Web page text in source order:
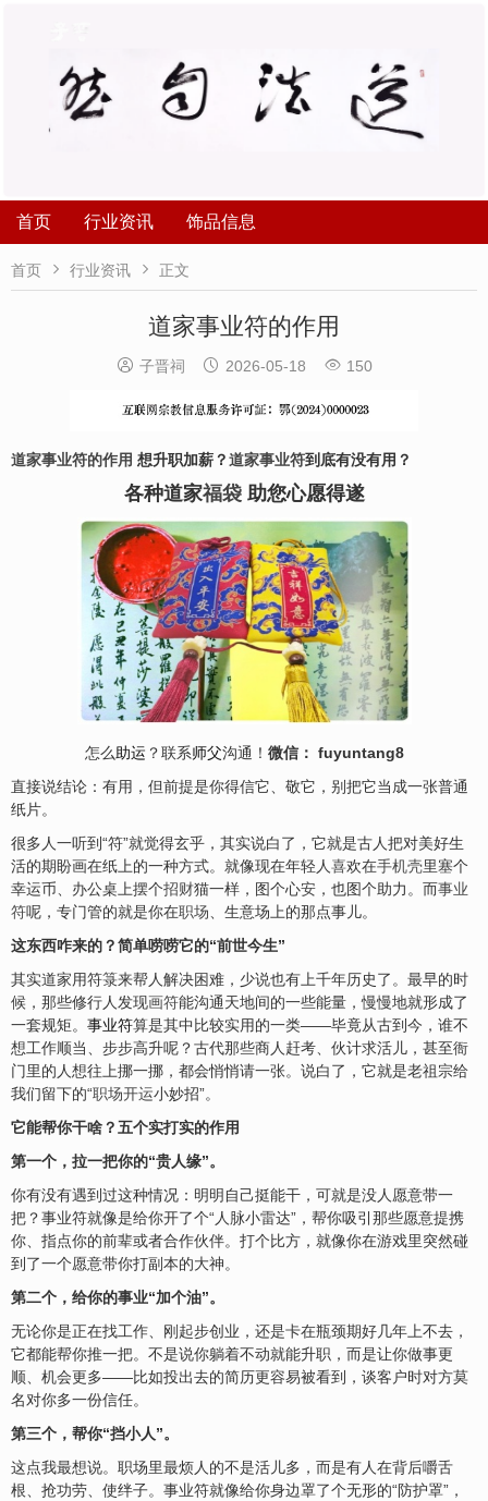
首页 行业资讯 饰品信息
首页  行业资讯  正文
道家事业符的作用
 子晋祠  2026-05-18  150
道家事业符的作用 想升职加薪？道家事业符到底有没有用？
各种道家福袋助您心愿得遂
怎么助运 ？联系师父沟通！ 微信： fuyuntang8
直接说结论：有用，但前提是你得信它、敬它，别把它当成一张普通
纸片。
很多人一听到“符”就觉得玄乎，其实说白了，它就是古人把对美好生
活的期盼画在纸上的一种方式。就像现在年轻人喜欢在手机壳里塞个
幸运币、办公桌上摆个招财猫一样，图个心安 ，也图个助力。而事业
符呢，专门管的就是你在职场、生意场上的那点事儿。
这东西咋来的？简单唠唠它的“前世今生”
其实道家用符箓来帮人解决困难，少说也有上千年历史了。最早的时
候，那些修行人发现画符能沟通天地间的一些能量，慢慢地就形成了
一套规矩。 事业符算是其中比较实用的一类——毕竟从古到今，谁不
想工作顺当、步步高升呢？古代那些商人赶考、伙计求活儿，甚至衙
门里的人想往上挪一挪，都会悄悄请一张。说白了，它就是老祖宗给
我们留下的“职场开运小妙招”。
它能帮你干啥？五个实打实的作用
第一个，拉一把你的“贵人缘”。
你有没有遇到过这种情况：明明自己挺能干，可就是没人愿意带一
把？事业符就像是给你开了个“人脉小雷达”，帮你吸引那些愿意提携
你、指点你的前辈或者合作伙伴。打个比方，就像你在游戏里突然碰
到了一个愿意带你打副本的大神。
第二个，给你的事业“加个油”。
无论你是正在找工作、刚起步创业，还是卡在瓶颈期好几年上不去，
它都能帮你推一把。不是说你躺着不动就能升职，而是让你做事更
顺、机会更多——比如投出去的简历更容易被看到，谈客户时对方莫
名对你多一份信任。
第三个，帮你“挡小人”。
这点我最想说。职场里最烦人的不是活儿多，而是有人在背后嚼舌
根、抢功劳、使绊子。事业符就像给你身边罩了个无形的“防护罩”，